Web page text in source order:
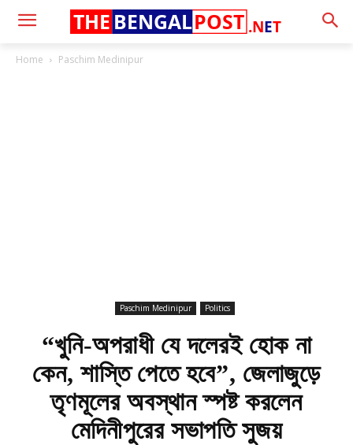
.NET
THE BENGALPOST
Home Paschim Medinipur
Paschim Medinipur Politics
“খুনি-অপরাধী যে দলেরই হোক না
কেন, শাস্তি পেতে হবে”, জেলাজুড়ে
তৃণমূলের অবস্থান স্পষ্ট করলেন
মেদিনীপুরের সভাপতি সুজয়